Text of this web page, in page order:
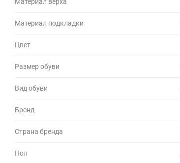
Материал подкладки
Цвет
Размер обуви
Вид обуви
Бренд
Страна бренда
Пол